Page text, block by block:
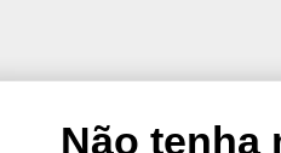
Não tenha